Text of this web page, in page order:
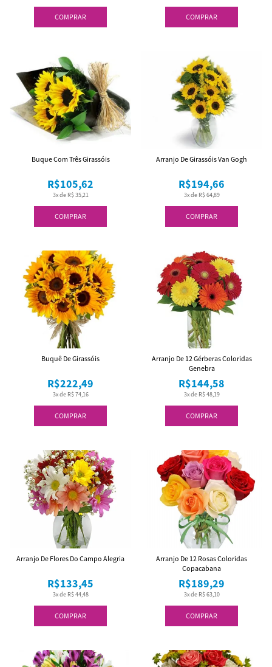
COMPRAR COMPRAR
COMPRAR
3x de R$ 35,21
R$105,62
Buque Com Três Girassóis
COMPRAR
3x de R$ 64,89
R$194,66
Arranjo De Girassóis Van Gogh
COMPRAR
3x de R$ 74,16
R$222,49
Buquê De Girassóis
COMPRAR
3x de R$ 48,19
R$144,58
Arranjo De 12 Gérberas Coloridas
Genebra
COMPRAR
3x de R$ 44,48
R$133,45
Arranjo De Flores Do Campo Alegria
COMPRAR
3x de R$ 63,10
R$189,29
Arranjo De 12 Rosas Coloridas
Copacabana